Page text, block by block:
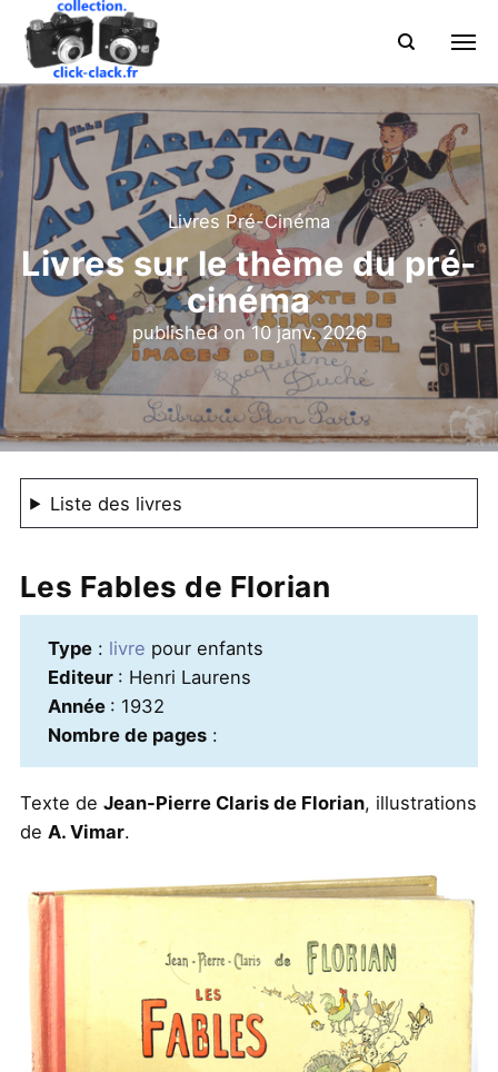
Livres Pré-Cinéma
Livres sur le thème du pré-
cinéma
published on10 janv. 2026
Liste des livres
Les Fables de Florian
Type: livre pour enfants
Editeur : Henri Laurens
Année : 1932
Nombre de pages:
Texte de Jean-Pierre Claris de Florian, illustrations
de A. Vimar.